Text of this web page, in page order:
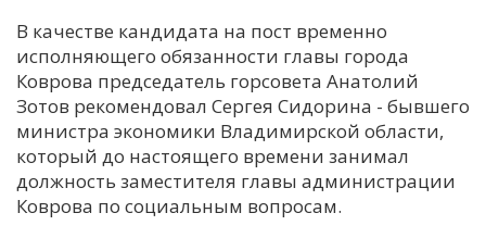
В качестве кандидата на пост временно
исполняющего обязанности главы города
Коврова председатель горсовета Анатолий
Зотов рекомендовал Сергея Сидорина - бывшего
министра экономики Владимирской области,
который до настоящего времени занимал
должность заместителя главы администрации
Коврова по социальным вопросам.